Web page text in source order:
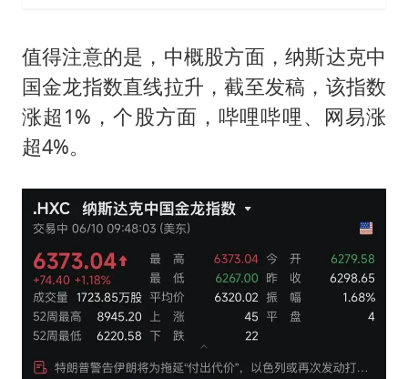
值得注意的是，中概股方面，纳斯达克中
国金龙指数直线拉升，截至发稿，该指数
涨超1%，个股方面，哔哩哔哩、网易涨
超4%。